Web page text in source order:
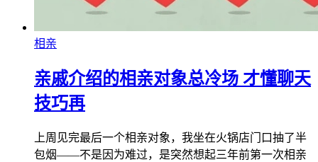
相亲
亲戚介绍的相亲对象总冷场 才懂聊天
技巧再
上周见完最后一个相亲对象，我坐在火锅店门口抽了半
包烟——不是因为难过，是突然想起三年前第一次相亲